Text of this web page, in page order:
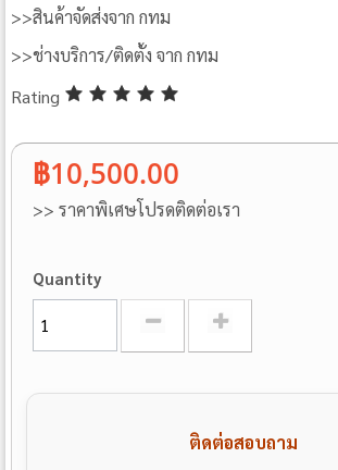
>>สินค้าจัดส่งจาก กทม
>>ช่างบริการ/ติดตั้ง จาก กทม
Rating
฿10,500.00
>> ราคาพิเศษโปรดติดต่อเรา
Quantity
ติดต่อสอบถาม